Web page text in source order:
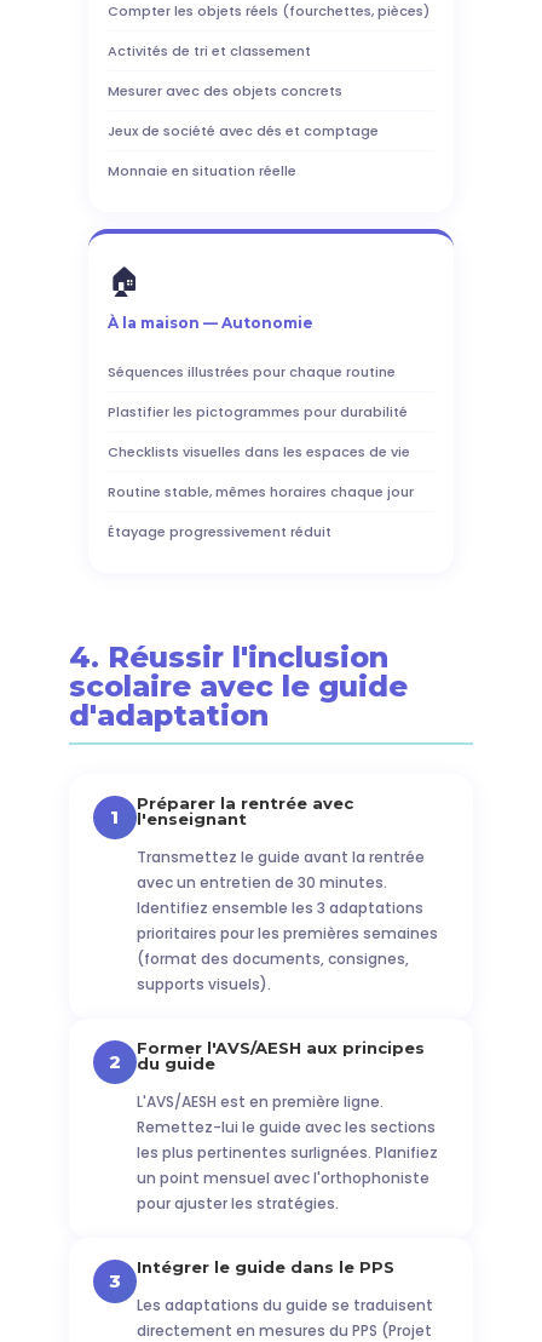
Compter les objets réels (fourchettes, pièces)
Activités de tri et classement
Mesurer avec des objets concrets
Jeux de société avec dés et comptage
Monnaie en situation réelle
🏠
À la maison — Autonomie
Séquences illustrées pour chaque routine
Plastifier les pictogrammes pour durabilité
Checklists visuelles dans les espaces de vie
Routine stable, mêmes horaires chaque jour
Étayage progressivement réduit
4. Réussir l'inclusion
scolaire avec le guide
d'adaptation
1
Préparer la rentrée avec
l'enseignant
Transmettez le guide avant la rentrée
avec un entretien de 30 minutes.
Identifiez ensemble les 3 adaptations
prioritaires pour les premières semaines
(format des documents, consignes,
supports visuels).
2
Former l'AVS/AESH aux principes
du guide
L'AVS/AESH est en première ligne.
Remettez-lui le guide avec les sections
les plus pertinentes surlignées. Planifiez
un point mensuel avec l'orthophoniste
pour ajuster les stratégies.
3
Intégrer le guide dans le PPS
Les adaptations du guide se traduisent
directement en mesures du PPS (Projet